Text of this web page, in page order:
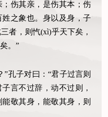
伤其亲，是伤其本；伤
之象也。身以及身，子
者，则忾(xì)乎天下矣，
。”
”孔子对曰：“君子过言则
言不过辞，动不过则，
敬其身，能敬其身，则